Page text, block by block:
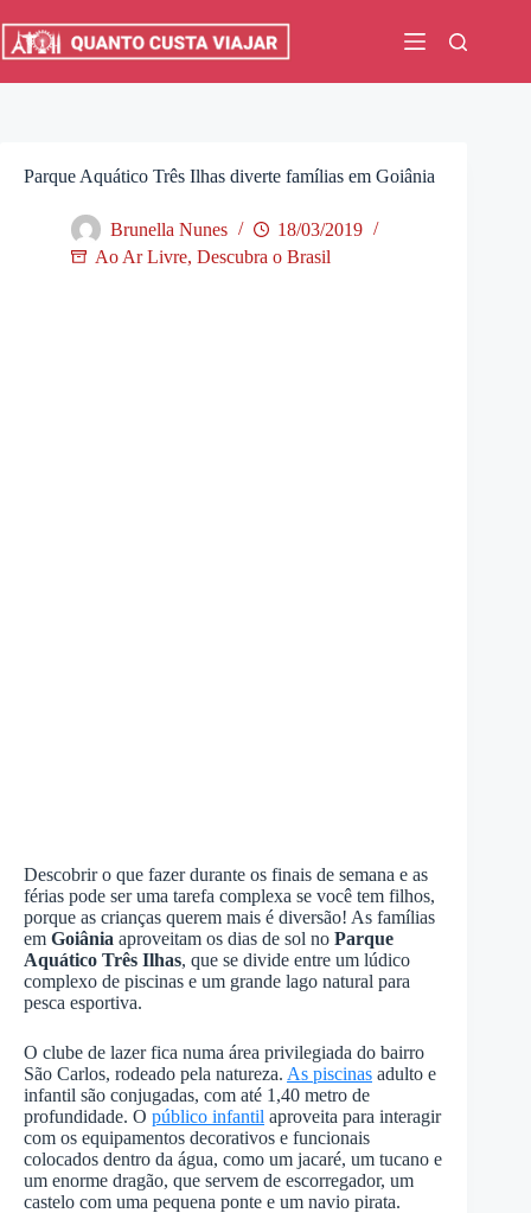
para
Parque Aquático Três Ilhas diverte famílias em Goiânia
Brunella Nunes
18/03/2019
Ao Ar Livre, Descubra o Brasil
Descobrir o que fazer durante os finais de semana e as
férias pode ser uma tarefa complexa se você tem filhos,
porque as crianças querem mais é diversão! As famílias
em Goiânia aproveitam os dias de sol no Parque
Aquático Três Ilhas, que se divide entre um lúdico
complexo de piscinas e um grande lago natural para
pesca esportiva.
O clube de lazer fica numa área privilegiada do bairro
São Carlos, rodeado pela natureza. As piscinas adulto e
infantil são conjugadas, com até 1,40 metro de
profundidade. O público infantil aproveita para interagir
com os equipamentos decorativos e funcionais
colocados dentro da água, como um jacaré, um tucano e
um enorme dragão, que servem de escorregador, um
castelo com uma pequena ponte e um navio pirata.